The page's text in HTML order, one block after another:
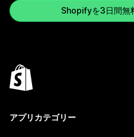
Shopifyを3日間無
アプリカテゴリー